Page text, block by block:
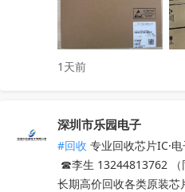
1天前
深圳市乐园电子
#回收 专业回收芯片IC·
☎李生 13244813762 （
长期高价回收各类原装芯